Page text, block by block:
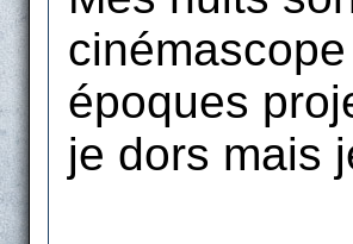
époques
je dors mais